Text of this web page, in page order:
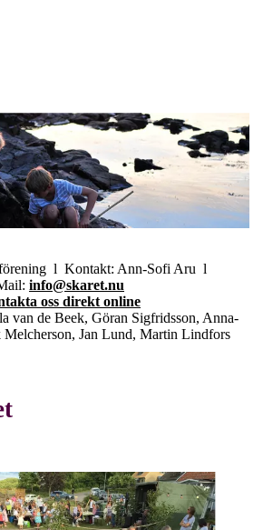
l Kontakt: Ann-Sofi Aru l
info@skaret.nu
oss direkt online
van de Beek, Göran Sigfridsson, Anna-
Jan Lund, Martin Lindfors